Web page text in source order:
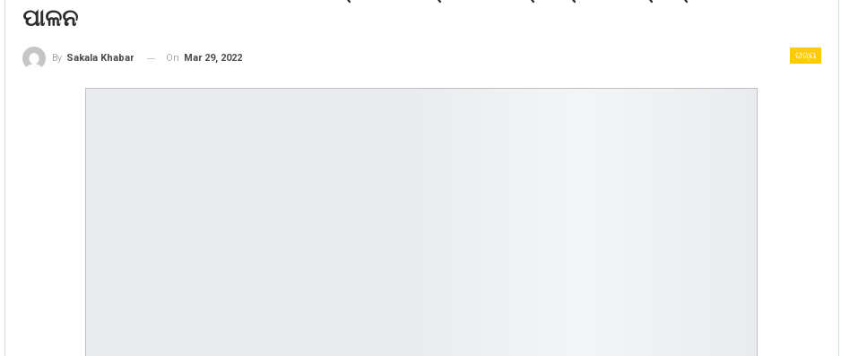
ପାଳନ
ରାଜ୍ୟ
By Sakala Khabar On Mar 29, 2022